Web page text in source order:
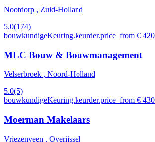
Nootdorp , Zuid-Holland
5.0(174)
bouwkundigeKeuring.keurder.price_from € 420
MLC Bouw & Bouwmanagement
Velserbroek , Noord-Holland
5.0(5)
bouwkundigeKeuring.keurder.price_from € 430
Moerman Makelaars
Vriezenveen , Overijssel